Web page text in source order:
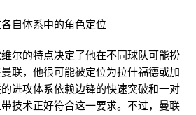
自体系中的角色定位
尔的特点决定了他在不同球队可能扮
联，他很可能被定位为拉什福德或加
进攻体系依赖边锋的快速突破和一对
技术正好符合这一要求。不过，曼联